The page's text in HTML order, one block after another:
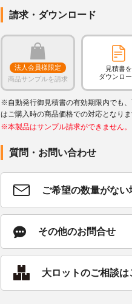
請求・ダウンロード
法人会員様限定
商品サンプルを請求
見積書を
ダウンロ
※自動発行御見積書の有効期限内でも
はご購入時の商品価格での対応となりま
※本製品はサンプル請求ができません。
質問・お問い合わせ
ご希望の数量がな
その他のお問合せ
大ロットのご相談は